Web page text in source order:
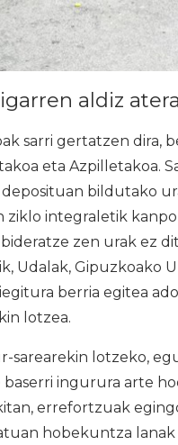
aldiz
sarri gertatzen dira,
eta Azpilletakoa.
bildutako
integraletik
zen urak ez
Udalak, Gipuzkoako
berria egitea
lotzea.
sarearekin lotzeko,
ingurura arte
errefortzuak
hobekuntza lanak